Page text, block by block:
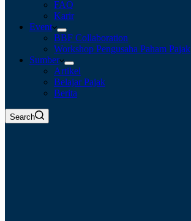
FAQ
Karir
Event
BBF Collaboration
Workshop Pengusaha Paham Pajak
Sumber
Artikel
Belajar Pajak
Berita
Search